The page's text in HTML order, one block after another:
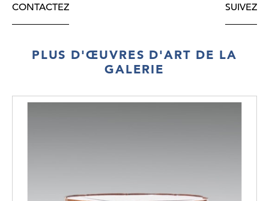
CONTACTEZ SUIVEZ
PLUS D'ŒUVRES D'ART DE LA
GALERIE